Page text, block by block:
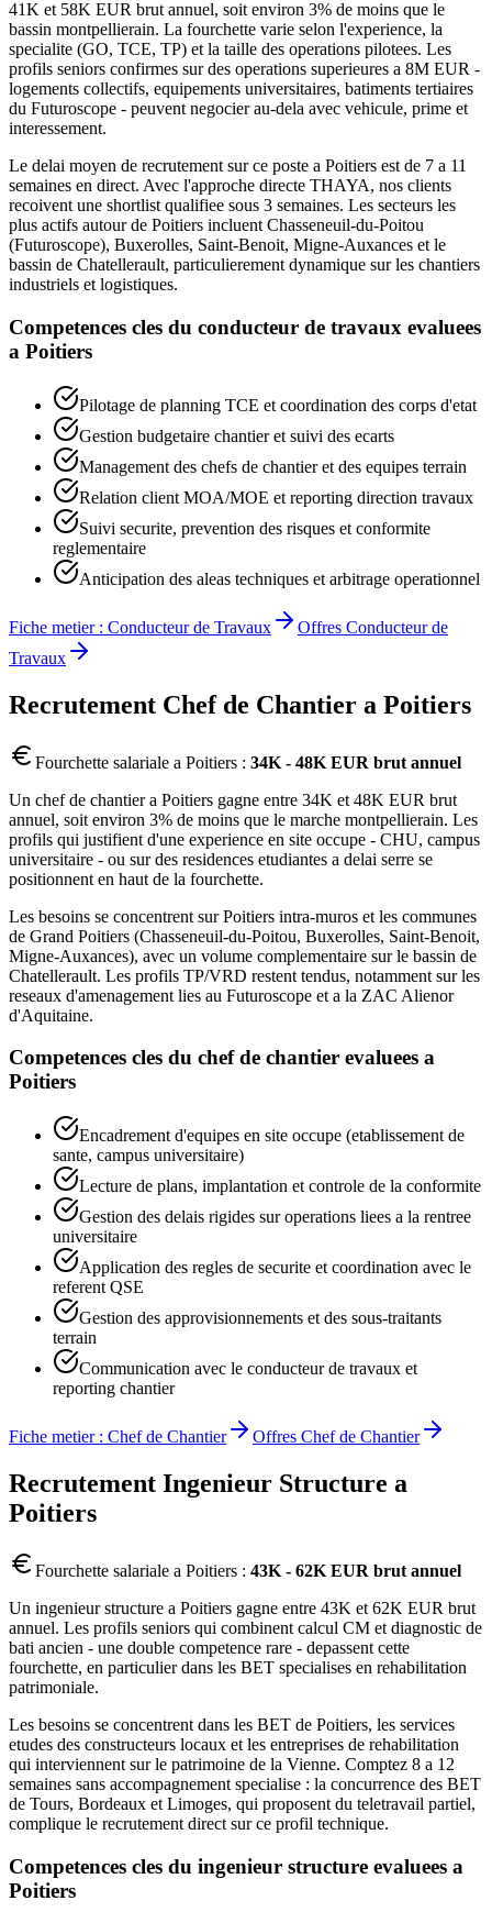
41K et 58K EUR brut annuel, soit environ 3% de moins que le
bassin montpellierain. La fourchette varie selon l'experience, la
specialite (GO, TCE, TP) et la taille des operations pilotees. Les
profils seniors confirmes sur des operations superieures a 8M EUR -
logements collectifs, equipements universitaires, batiments tertiaires
du Futuroscope - peuvent negocier au-dela avec vehicule, prime et
interessement.
Le delai moyen de recrutement sur ce poste a Poitiers est de 7 a 11
semaines en direct. Avec l'approche directe THAYA, nos clients
recoivent une shortlist qualifiee sous 3 semaines. Les secteurs les
plus actifs autour de Poitiers incluent Chasseneuil-du-Poitou
(Futuroscope), Buxerolles, Saint-Benoit, Migne-Auxances et le
bassin de Chatellerault, particulierement dynamique sur les chantiers
industriels et logistiques.
Competences cles du conducteur de travaux evaluees
a Poitiers
Pilotage de planning TCE et coordination des corps d'etat
Gestion budgetaire chantier et suivi des ecarts
Management des chefs de chantier et des equipes terrain
Relation client MOA/MOE et reporting direction travaux
Suivi securite, prevention des risques et conformite
reglementaire
Anticipation des aleas techniques et arbitrage operationnel
Fiche metier : Conducteur de Travaux Offres Conducteur de
Travaux
Recrutement Chef de Chantier a Poitiers
Fourchette salariale a Poitiers : 34K - 48K EUR brut annuel
Un chef de chantier a Poitiers gagne entre 34K et 48K EUR brut
annuel, soit environ 3% de moins que le marche montpellierain. Les
profils qui justifient d'une experience en site occupe - CHU, campus
universitaire - ou sur des residences etudiantes a delai serre se
positionnent en haut de la fourchette.
Les besoins se concentrent sur Poitiers intra-muros et les communes
de Grand Poitiers (Chasseneuil-du-Poitou, Buxerolles, Saint-Benoit,
Migne-Auxances), avec un volume complementaire sur le bassin de
Chatellerault. Les profils TP/VRD restent tendus, notamment sur les
reseaux d'amenagement lies au Futuroscope et a la ZAC Alienor
d'Aquitaine.
Competences cles du chef de chantier evaluees a
Poitiers
Encadrement d'equipes en site occupe (etablissement de
sante, campus universitaire)
Lecture de plans, implantation et controle de la conformite
Gestion des delais rigides sur operations liees a la rentree
universitaire
Application des regles de securite et coordination avec le
referent QSE
Gestion des approvisionnements et des sous-traitants
terrain
Communication avec le conducteur de travaux et
reporting chantier
Fiche metier : Chef de Chantier Offres Chef de Chantier
Recrutement Ingenieur Structure a
Poitiers
Fourchette salariale a Poitiers : 43K - 62K EUR brut annuel
Un ingenieur structure a Poitiers gagne entre 43K et 62K EUR brut
annuel. Les profils seniors qui combinent calcul CM et diagnostic de
bati ancien - une double competence rare - depassent cette
fourchette, en particulier dans les BET specialises en rehabilitation
patrimoniale.
Les besoins se concentrent dans les BET de Poitiers, les services
etudes des constructeurs locaux et les entreprises de rehabilitation
qui interviennent sur le patrimoine de la Vienne. Comptez 8 a 12
semaines sans accompagnement specialise : la concurrence des BET
de Tours, Bordeaux et Limoges, qui proposent du teletravail partiel,
complique le recrutement direct sur ce profil technique.
Competences cles du ingenieur structure evaluees a
Poitiers